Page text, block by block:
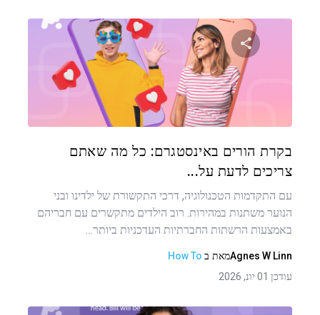
שתף מאמר זה
בקרת הורים באינסטגרם: כל מה שאתם
צריכים לדעת על...
עם התקדמות הטכנולוגיה, דרכי התקשורת של ילדינו ובני
הנוער משתנות במהירות. רוב הילדים מתקשרים עם חבריהם
באמצעות הרשתות החברתיות העדכניות ביותר…
Agnes W Linnמאת ב How To
עודכן 01 יונ, 2026